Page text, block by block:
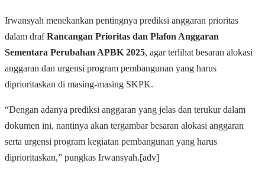
Irwansyah menekankan pentingnya prediksi anggaran prioritas
dalam drafRancangan Prioritas dan Plafon Anggaran
Sementara Perubahan APBK 2025, agar terlihat besaran alokasi
anggaran dan urgensi program pembangunan yang harus
diprioritaskan di masing-masing SKPK.
“Dengan adanya prediksi anggaran yang jelas dan terukur dalam
dokumen ini, nantinya akan tergambar besaran alokasi anggaran
serta urgensi program kegiatan pembangunan yang harus
diprioritaskan,” pungkas Irwansyah.[adv]